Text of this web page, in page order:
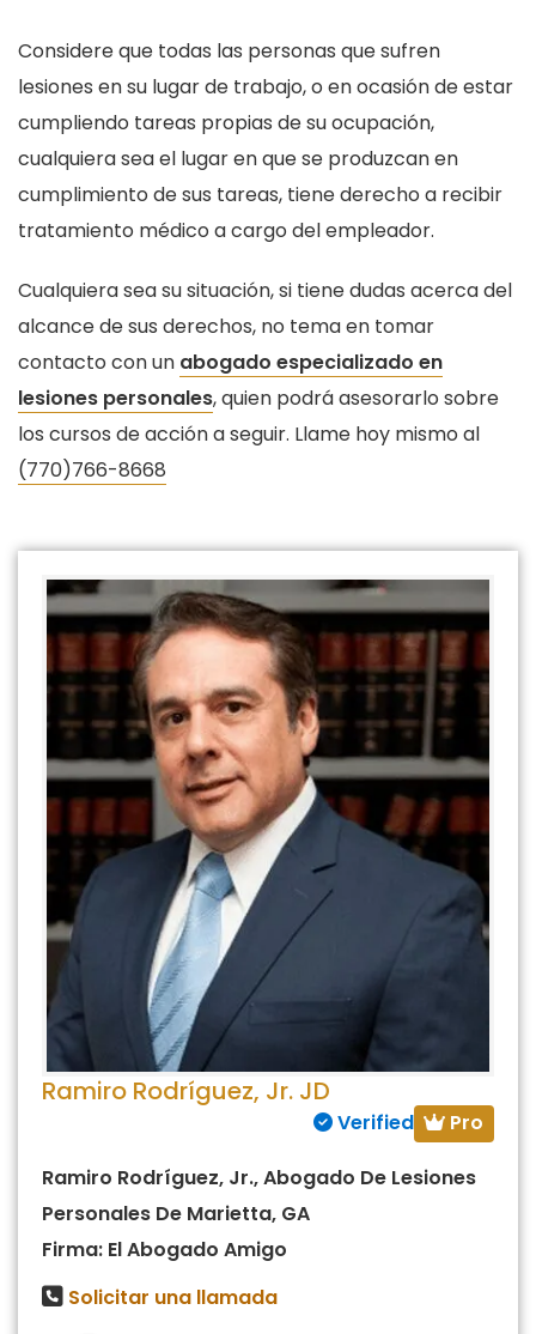
Considere que todas las personas que sufren
lesiones en su lugar de trabajo, o en ocasión de estar
cumpliendo tareas propias de su ocupación,
cualquiera sea el lugar en que se produzcan en
cumplimiento de sus tareas, tiene derecho a recibir
tratamiento médico a cargo del empleador.
Cualquiera sea su situación, si tiene dudas acerca del
alcance de sus derechos, no tema en tomar
contacto con un abogado especializado en
lesiones personales, quien podrá asesorarlo sobre
los cursos de acción a seguir. Llame hoy mismo al
(770)766-8668
Ramiro Rodríguez, Jr. JD
Verified
Pro
Ramiro Rodríguez, Jr., Abogado De Lesiones
Personales De Marietta, GA
Firma: El Abogado Amigo
Solicitar una llamada